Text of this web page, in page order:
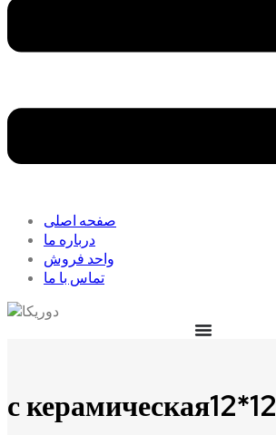
صفحه اصلی
درباره ما
واحد فروش
تماس با ما
с керамическая12*12